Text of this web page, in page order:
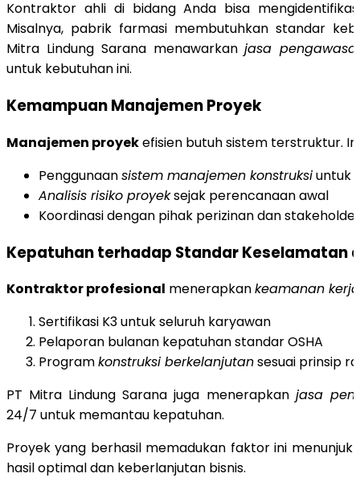
Kontraktor ahli di bidang Anda bisa
Misalnya, pabrik farmasi membutuhkan standar
Mitra Lindung Sarana menawarkanjasa
untuk kebutuhan ini.
Kemampuan Manajemen Proyek
Manajemen proyekefisien butuh sistem terstruktur.
Penggunaansistem manajemen konstruksiuntuk
Analisis risiko proyeksejak perencanaan awal
Koordinasi dengan pihak perizinan dan stakeholder
Kepatuhan terhadap Standar Keselamatan
Kontraktor profesional menerapkankeamanan kerja
Sertifikasi K3 untuk seluruh karyawan
Pelaporan bulanan kepatuhan standar OSHA
Programkonstruksi berkelanjutansesuai prinsip
PT Mitra Lindung Sarana juga menerapkan jasa
24/7 untuk memantau kepatuhan.
Proyek yang berhasil memadukan faktor ini
hasil optimal dan keberlanjutan bisnis.